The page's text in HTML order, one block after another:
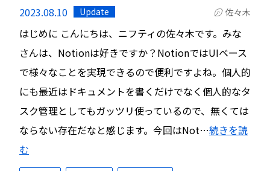
2023.08.10 Update 佐々木
はじめに こんにちは、ニフティの佐々木です。みな
さんは、Notionは好きですか？NotionではUIベース
で様々なことを実現できるので便利ですよね。個人的
にも最近はドキュメントを書くだけでなく個人的なタ
スク管理としてもガッツリ使っているので、無くては
ならない存在だなと感じます。今回はNot…続きを読
む